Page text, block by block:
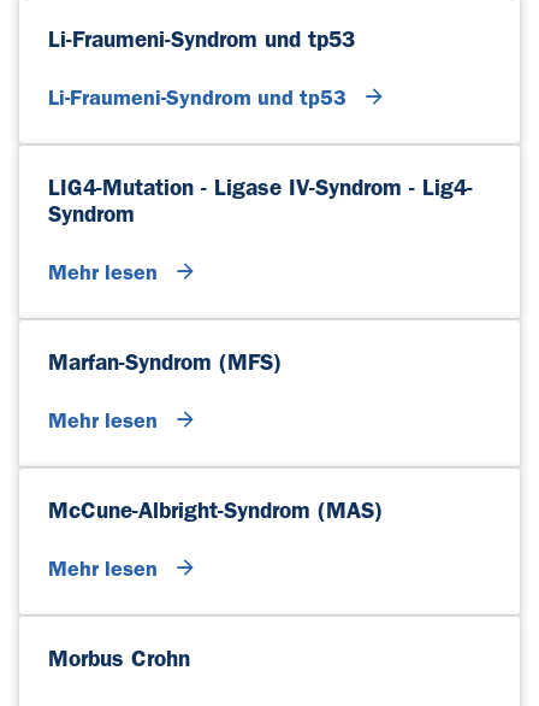
Li-Fraumeni-Syndrom und tp53
Li-Fraumeni-Syndrom und tp53
LIG4-Mutation - Ligase IV-Syndrom - Lig4-
Syndrom
Mehr lesen
Marfan-Syndrom (MFS)
Mehr lesen
McCune-Albright-Syndrom (MAS)
Mehr lesen
Morbus Crohn